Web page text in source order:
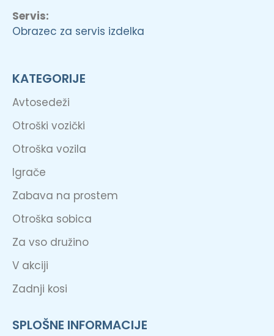
Servis:
Obrazec za servis izdelka
KATEGORIJE
Avtosedeži
Otroški vozički
Otroška vozila
Igrače
Zabava na prostem
Otroška sobica
Za vso družino
V akciji
Zadnji kosi
SPLOŠNE INFORMACIJE